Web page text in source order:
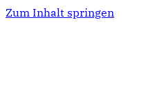
Zum Inhalt springen